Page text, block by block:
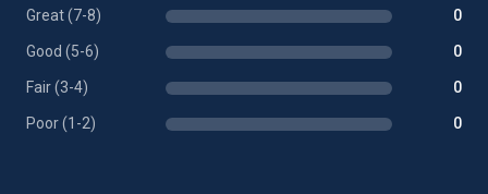
Great (7-8) 0
Good (5-6) 0
Fair (3-4) 0
Poor (1-2) 0